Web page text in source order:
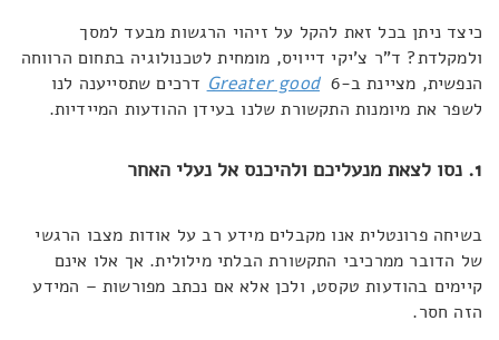
כיצד ניתן בכל זאת להקל על זיהוי הרגשות מבעד למסך
ולמקלדת? ד"ר צ'יקי דייויס, מומחית לטכנולוגיה בתחום הרווחה
הנפשית, מציינת ב-
Greater good 6 דרכים שתסייענה לנו
לשפר את מיומנות התקשורת שלנו בעידן ההודעות המיידיות.
1. נסו לצאת מנעליכם ולהיכנס אל נעלי האחר
בשיחה פרונטלית אנו מקבלים מידע רב על אודות מצבו הרגשי
של הדובר ממרכיבי התקשורת הבלתי מילולית. אך אלו אינם
קיימים בהודעות טקסט, ולכן אלא אם נכתב מפורשות – המידע
הזה חסר.